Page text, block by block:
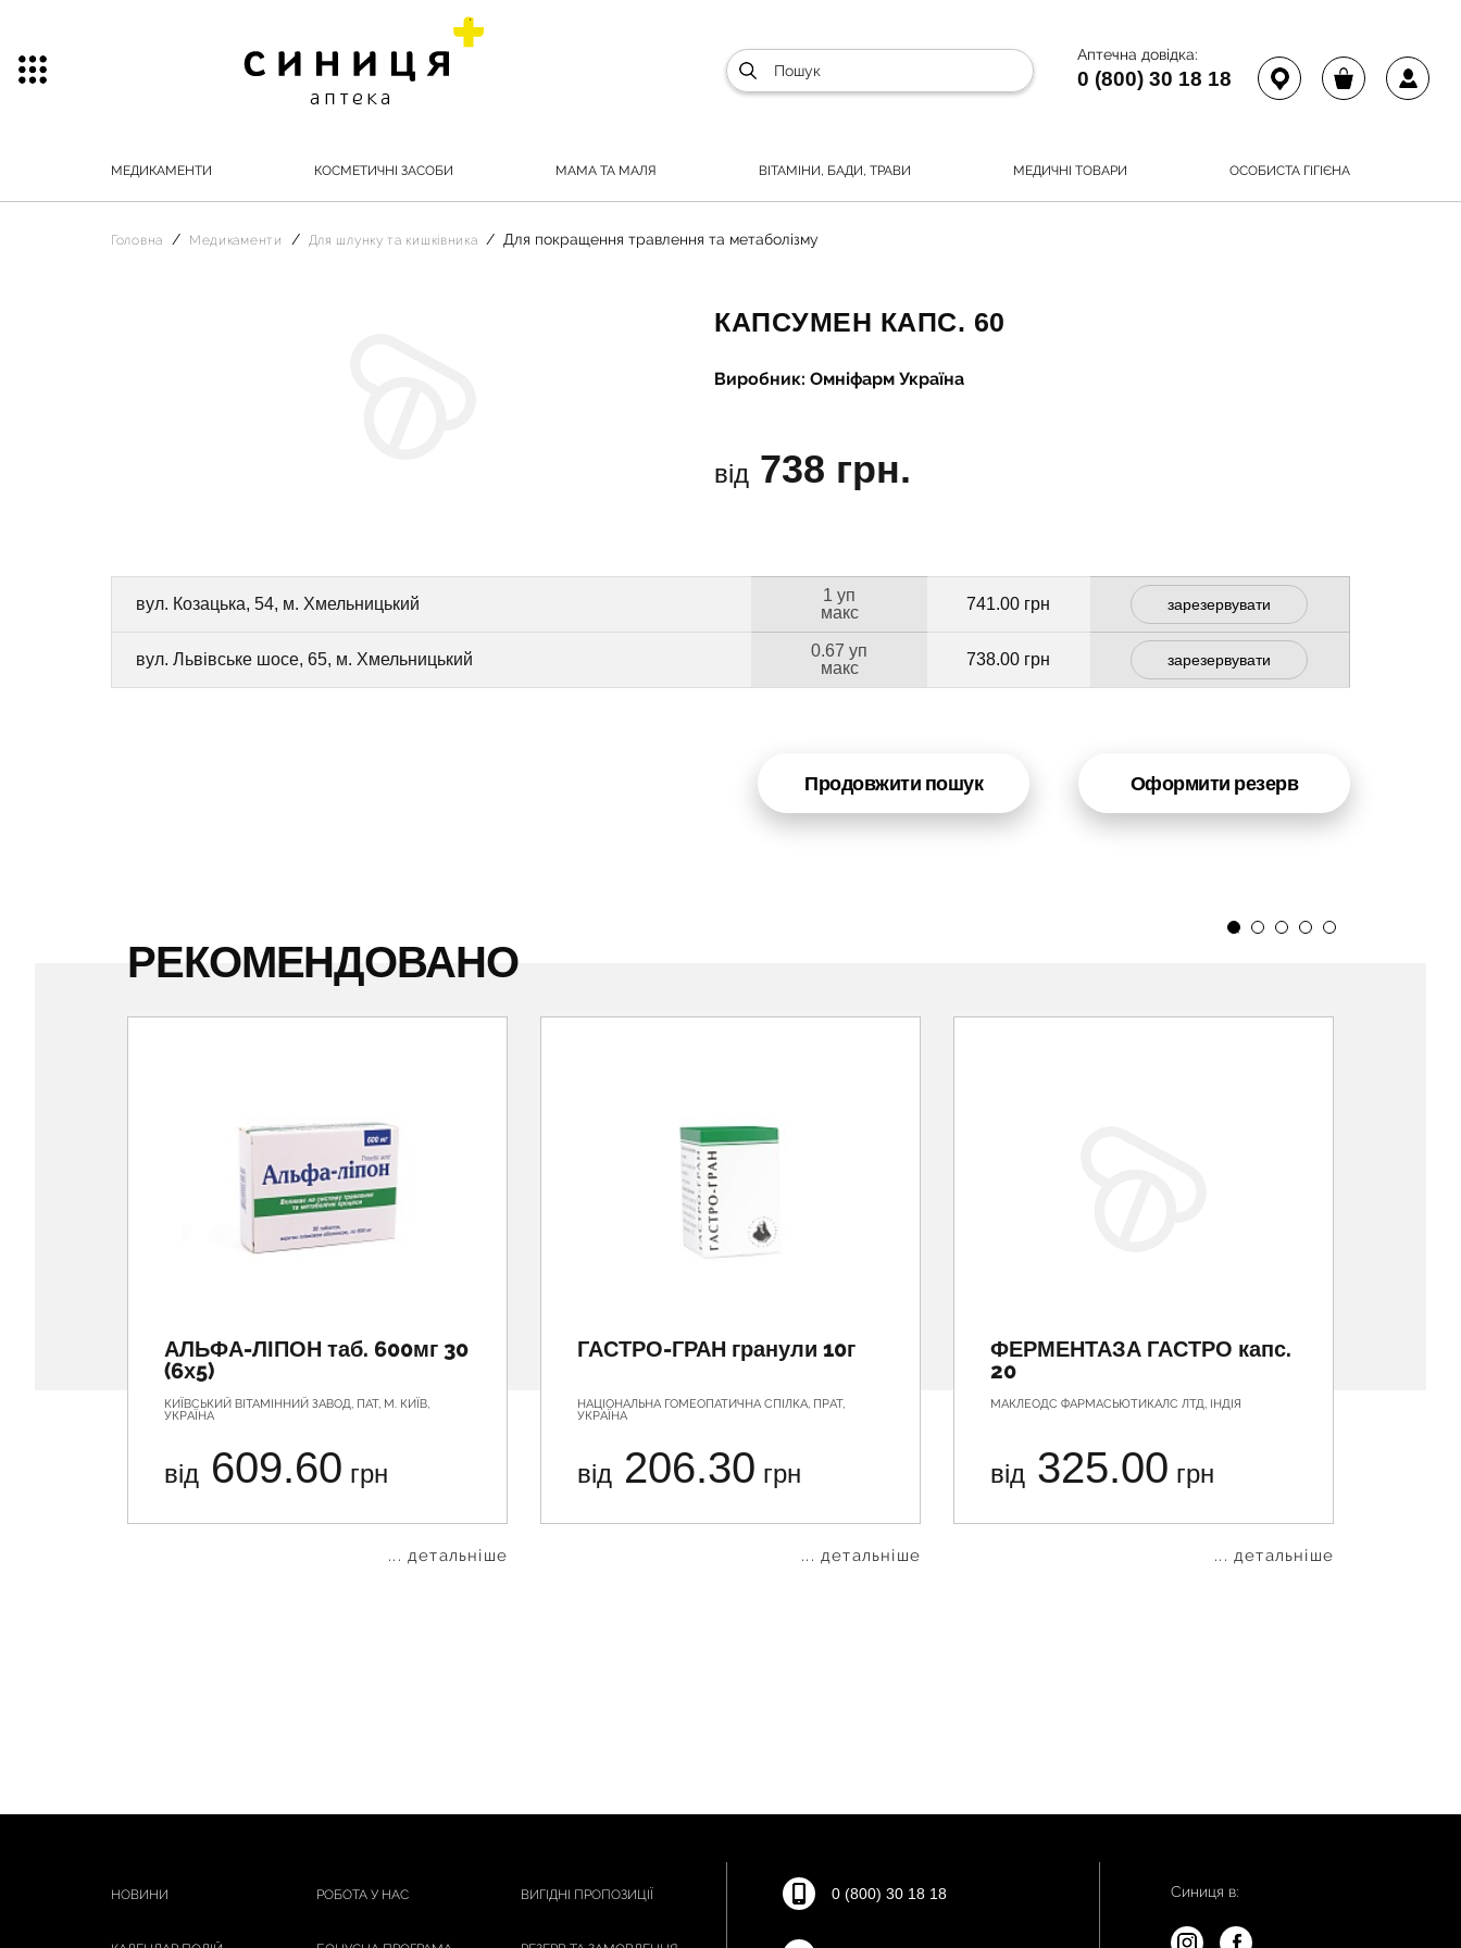
Аптечна довідка:
0 (800) 30 18 18
МЕДИКАМЕНТИ КОСМЕТИЧНІ ЗАСОБИ МАМА ТА МАЛЯ ВІТАМІНИ, БАДИ, ТРАВИ МЕДИЧНІ ТОВАРИ ОСОБИСТА ГІГІЄНА
Головна Медикаменти Для шлунку та кишківника Для покращення травлення та метаболізму
КАПСУМЕН КАПС. 60
Виробник: Омніфарм Україна
від 738 грн.
вул. Козацька, 54, м. Хмельницький
1 уп
макс
741.00 грн зарезервувати
вул. Львівське шосе, 65, м. Хмельницький
0.67 уп
макс
738.00 грн зарезервувати
Продовжити пошук Оформити резерв
РЕКОМЕНДОВАНО
АЛЬФА-ЛІПОН таб. 600мг 30
(6х5)
КИЇВСЬКИЙ ВІТАМІННИЙ ЗАВОД, ПАТ, М. КИЇВ,
УКРАЇНА
від 609.60 грн
... детальніше
ГАСТРО-ГРАН гранули 10г
НАЦІОНАЛЬНА ГОМЕОПАТИЧНА СПІЛКА, ПРАТ,
УКРАЇНА
від 206.30 грн
... детальніше
ФЕРМЕНТАЗА ГАСТРО капс.
20
МАКЛЕОДС ФАРМАСЬЮТИКАЛС ЛТД, ІНДІЯ
від 325.00 грн
... детальніше
НОВИНИ РОБОТА У НАС ВИГІДНІ ПРОПОЗИЦІЇ 0 (800) 30 18 18 Синиця в: